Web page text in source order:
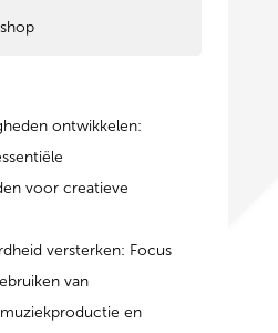
ontwikkelen:
voor creatieve
versterken: Focus
van
en